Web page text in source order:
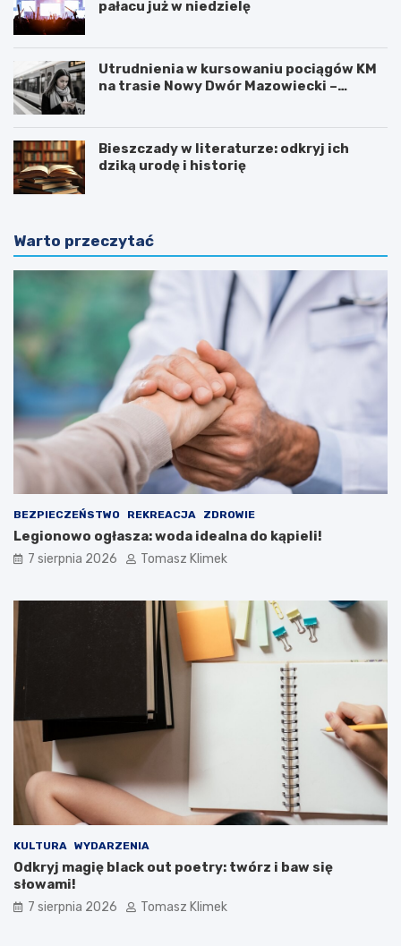
pałacu już w niedzielę
Utrudnienia w kursowaniu pociągów KM
na trasie Nowy Dwór Mazowiecki –
Bieszczady w literaturze: odkryj ich
dziką urodę i historię
Warto przeczytać
BEZPIECZEŃSTWO REKREACJA ZDROWIE
Legionowo ogłasza: woda idealna do kąpieli!
7 sierpnia 2026 Tomasz Klimek
KULTURA WYDARZENIA
Odkryj magię black out poetry: twórz i baw się
słowami!
7 sierpnia 2026 Tomasz Klimek